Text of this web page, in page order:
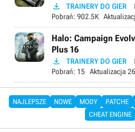
 TRAINERY DO GIER
Pobrań: 902.5K
Halo: Campaign
Plus 16
 TRAINERY DO GIER
Pobrań: 15 Aktualizacja
NAJLEPSZE NOWE MODY PATCHE
CHEAT ENGINE